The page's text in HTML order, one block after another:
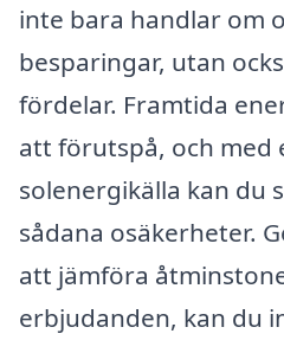
inte bara handlar om
besparingar, utan
fördelar. Framtida
att förutspå, och med
solenergikälla kan du
sådana osäkerheter.
att jämföra
erbjudanden, kan du